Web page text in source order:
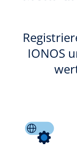
IONOS